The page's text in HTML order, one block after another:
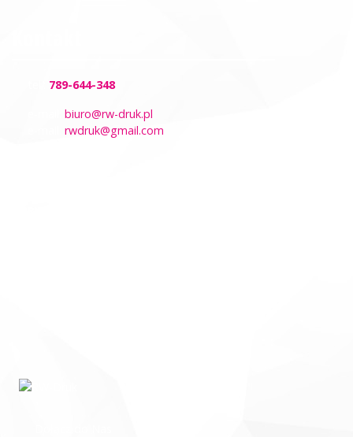
789-644-348
biuro@rw-druk.pl
rwdruk@gmail.com